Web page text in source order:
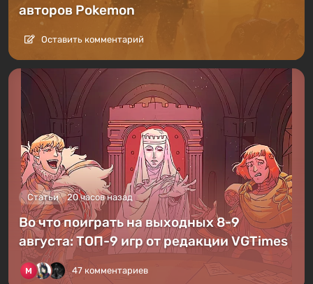
авторов Pokemon
Оставить комментарий
Статьи 20 часов назад
Во что поиграть на выходных 8-9
августа: ТОП-9 игр от редакции VGTimes
47 комментариев